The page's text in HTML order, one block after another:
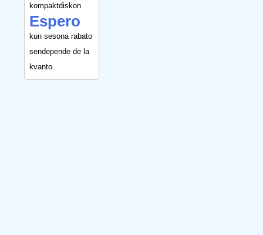
kompaktdiskon
Espero
kun sesona rabato
sendepende de la
kvanto.